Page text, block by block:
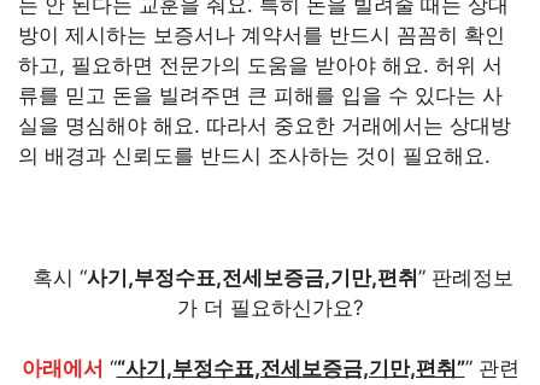
방이 제시하는 보증서나 계약서를 반드시 꼼꼼히 확인
하고, 필요하면 전문가의 도움을 받아야 해요. 허위 서
류를 믿고 돈을 빌려주면 큰 피해를 입을 수 있다는 사
실을 명심해야 해요. 따라서 중요한 거래에서는 상대방
의 배경과 신뢰도를 반드시 조사하는 것이 필요해요.
혹시 “사기,부정수표,전세보증금,기만,편취” 판례정보
가 더 필요하신가요?
아래에서 ““사기,부정수표,전세보증금,기만,편취”” 관련